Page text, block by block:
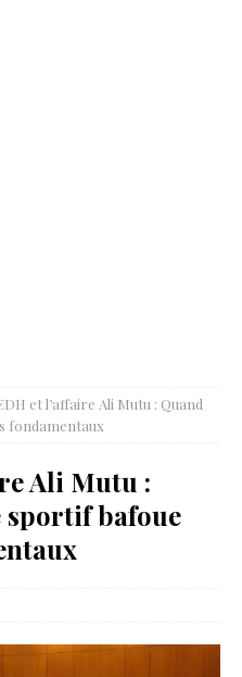
et l’affaire Ali Mutu : Quand
fondamentaux
Ali Mutu :
sportif bafoue